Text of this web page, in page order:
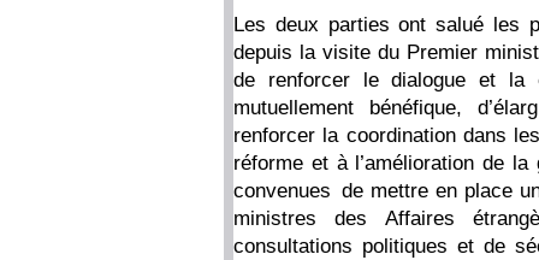
Les deux parties ont salué les
depuis la visite du Premier
de renforcer le dialogue et la
mutuellement bénéfique,
renforcer la coordination dans
réforme et à l’amélioration de
convenues de mettre en place
ministres des Affaires
consultations politiques et de